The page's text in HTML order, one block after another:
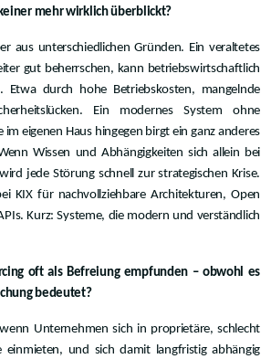
mehr wirklich überblickt?
aus unterschiedlichen Gründen. Ein veraltetes
gut beherrschen, kann betriebswirtschaftlich
Etwa durch hohe Betriebskosten, mangelnde
Ein modernes System ohne
im eigenen Haus hingegen birgt ein ganz anderes
Wissen und Abhängigkeiten sich allein bei
jede Störung schnell zur strategischen Krise.
KIX für nachvollziehbare Architekturen, Open
Kurz: Systeme, die modern und verständlich
oft als Befreiung empfunden – obwohl es
bedeutet?
Unternehmen sich in proprietäre, schlecht
einmieten, und sich damit langfristig abhängig